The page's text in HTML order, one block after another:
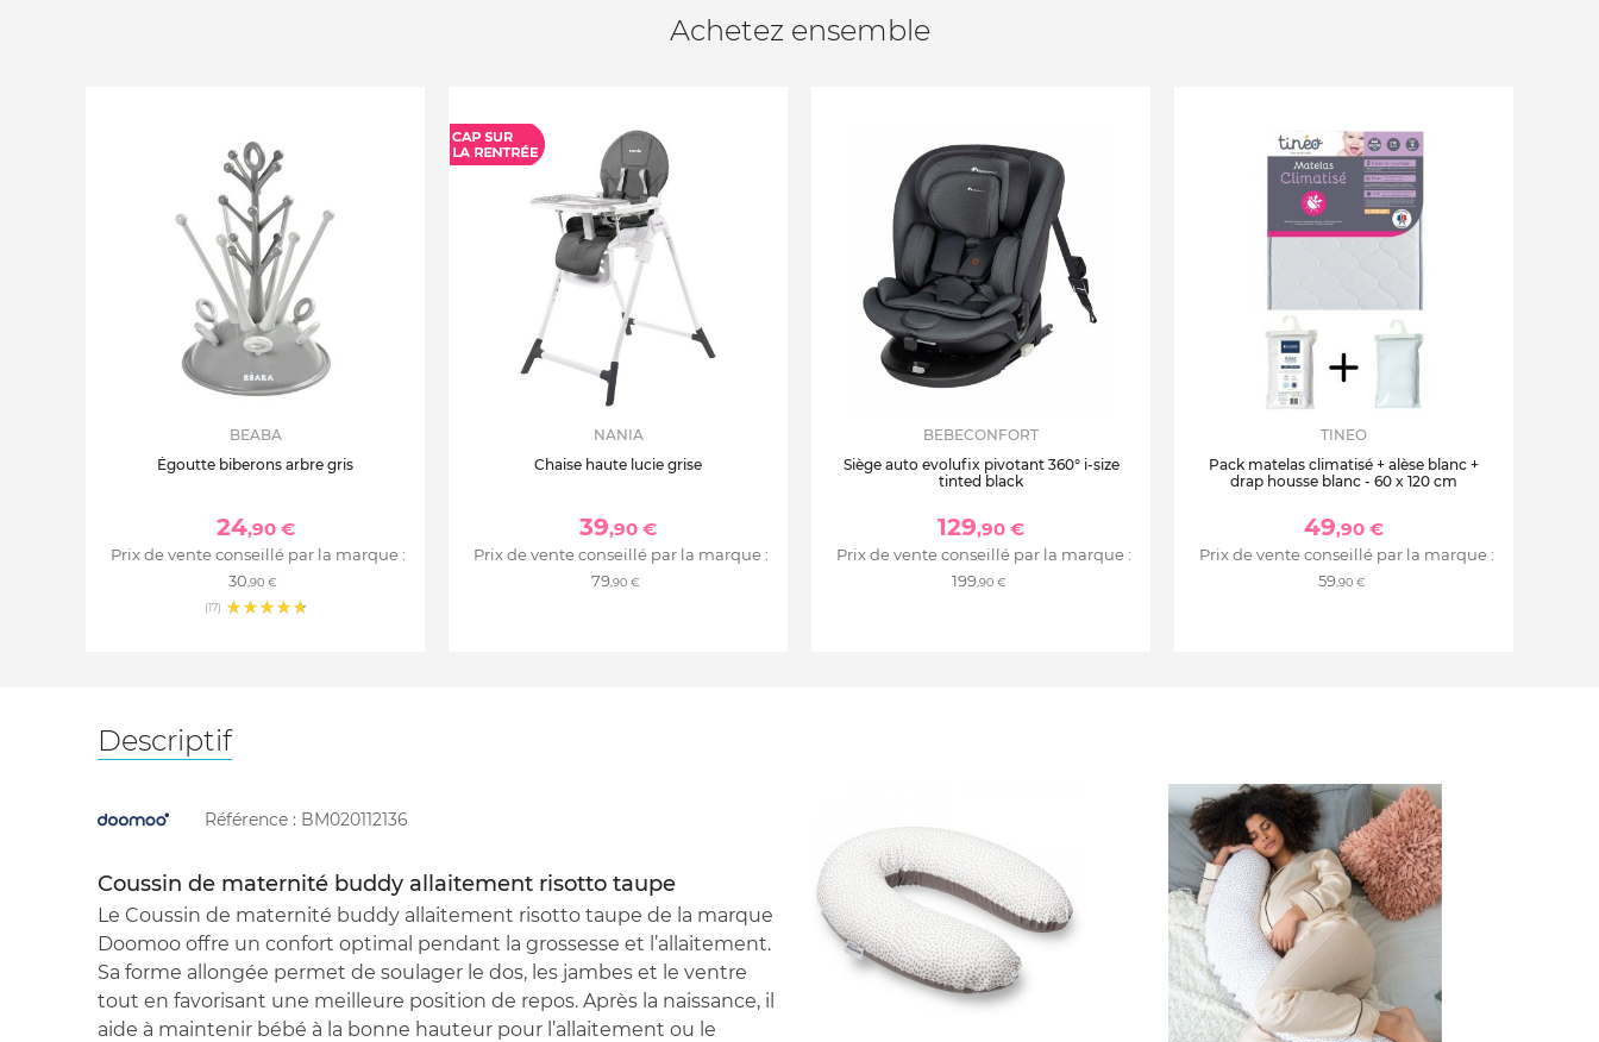
Achetez ensemble
BEABA
Égoutte biberons arbre gris
24,90 €
Prix de vente conseillé par la marque :
30 ,90 €
(17)
NANIA
Chaise haute lucie grise
39,90 €
Prix de vente conseillé par la marque :
79,90 €
BEBECONFORT
Siège auto evolufix pivotant 360° i-size
tinted black
129,90 €
Prix de vente conseillé par la marque :
199,90 €
TINEO
Pack matelas climatisé + alèse blanc +
drap housse blanc - 60 x 120 cm
49,90 €
Prix de vente conseillé par la marque :
59,90 €
Descriptif
Référence : BM020112136
Coussin de maternité buddy allaitement risotto taupe
Le Coussin de maternité buddy allaitement risotto taupe de la marque
Doomoo offre un confort optimal pendant la grossesse et l’allaitement.
Sa forme allongée permet de soulager le dos, les jambes et le ventre
tout en favorisant une meilleure position de repos. Après la naissance, il
aide à maintenir bébé à la bonne hauteur pour l’allaitement ou le